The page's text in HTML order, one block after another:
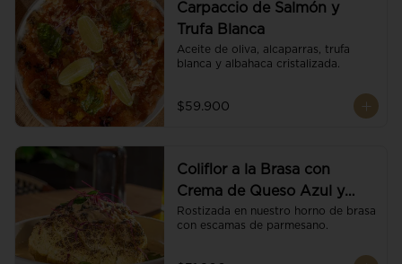
Carpaccio de Salmón y
Trufa Blanca
Aceite de oliva, alcaparras, trufa
blanca y albahaca cristalizada.
$59.900
Coliflor a la Brasa con
Crema de Queso Azul y
Vino
Rostizada en nuestro horno de brasa
con escamas de parmesano.